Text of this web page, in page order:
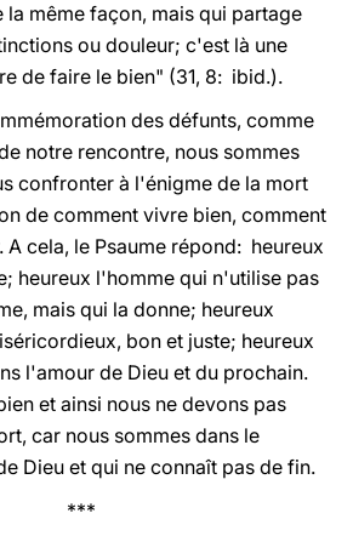
la même façon, mais qui partage
ou douleur; c'est là une
de faire le bien" (31, 8: ibid.).
des défunts, comme
notre rencontre, nous sommes
confronter à l'énigme de la mort
de comment vivre bien, comment
A cela, le Psaume répond: heureux
heureux l'homme qui n'utilise pas
mais qui la donne; heureux
bon et juste; heureux
l'amour de Dieu et du prochain.
et ainsi nous ne devons pas
car nous sommes dans le
Dieu et qui ne connaît pas de fin.
***